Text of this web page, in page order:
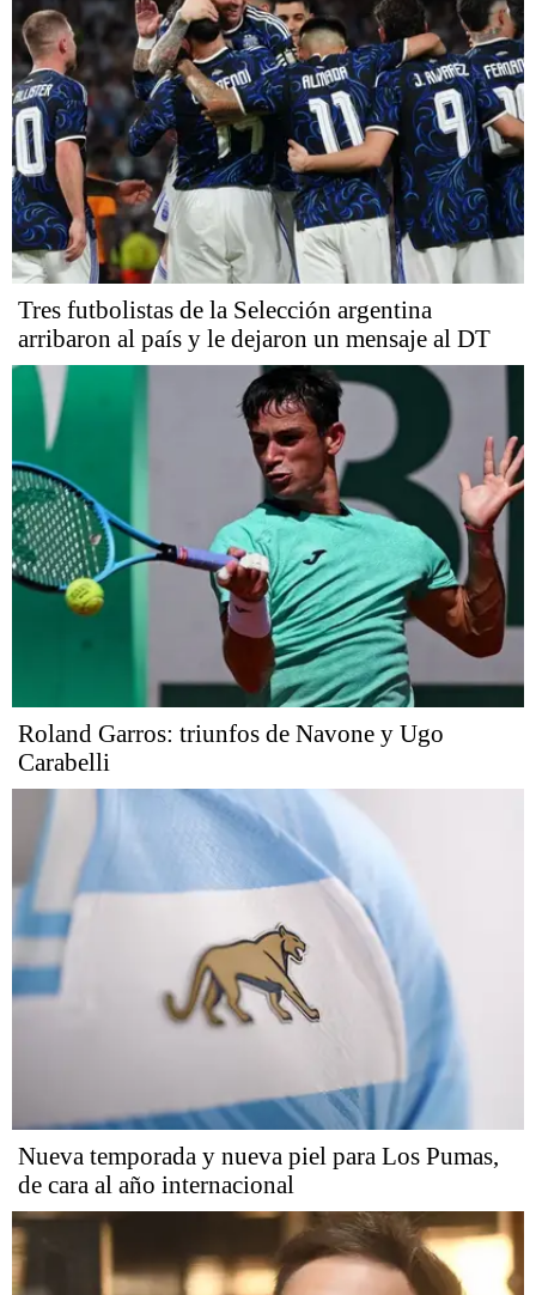
Tres futbolistas de la Selección argentina
arribaron al país y le dejaron un mensaje al DT
Roland Garros: triunfos de Navone y Ugo
Carabelli
Nueva temporada y nueva piel para Los Pumas,
de cara al año internacional